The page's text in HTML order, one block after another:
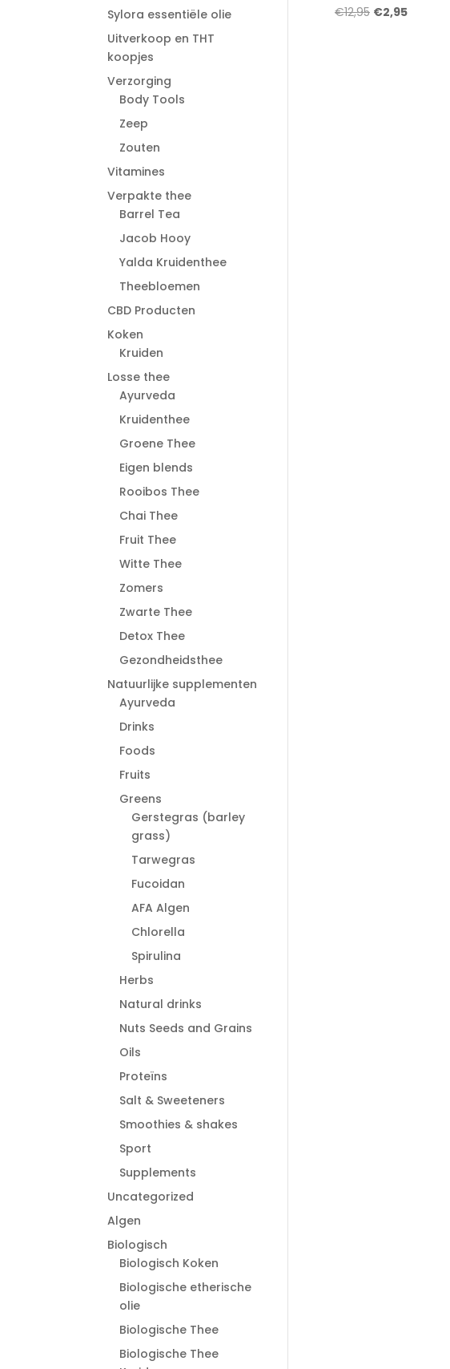
€12,95 Oorspronkelijke
€2,95Huidige
Sylora essentiële olie
Uitverkoop en THT
koopjes
Verzorging
Body Tools
Zeep
Zouten
Vitamines
Verpakte thee
Barrel Tea
Jacob Hooy
Yalda Kruidenthee
Theebloemen
CBD Producten
Koken
Kruiden
Losse thee
Ayurveda
Kruidenthee
Groene Thee
Eigen blends
Rooibos Thee
Chai Thee
Fruit Thee
Witte Thee
Zomers
Zwarte Thee
Detox Thee
Gezondheidsthee
Natuurlijke supplementen
Ayurveda
Drinks
Foods
Fruits
Greens
Gerstegras (barley
grass)
Tarwegras
Fucoidan
AFA Algen
Chlorella
Spirulina
Herbs
Natural drinks
Nuts Seeds and Grains
Oils
Proteïns
Salt & Sweeteners
Smoothies & shakes
Sport
Supplements
Uncategorized
Algen
Biologisch
Biologisch Koken
Biologische etherische
olie
Biologische Thee
Biologische Thee